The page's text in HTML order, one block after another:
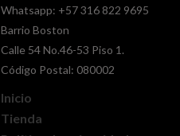
Whatsapp: +57 316 822 9695
Barrio Boston
Calle 54 No.46-53 Piso 1.
Código Postal: 080002
Inicio
Tienda